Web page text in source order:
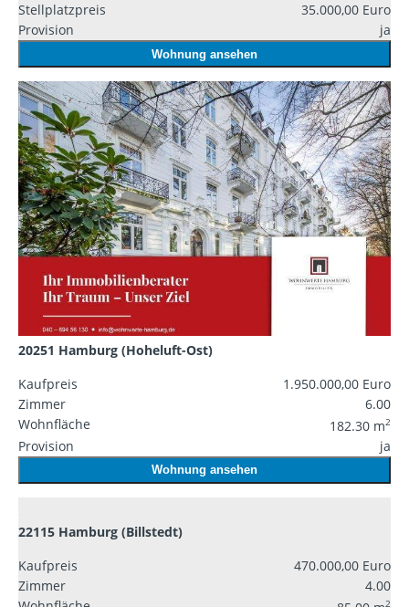
Stellplatzpreis
35.000,00 Euro
Provision
ja
Wohnung ansehen
20251 Hamburg (Hoheluft-Ost)
Kaufpreis
1.950.000,00 Euro
Zimmer
6.00
Wohnfläche
182.30 m2
Provision ja
Wohnung ansehen
22115 Hamburg (Billstedt)
Kaufpreis
470.000,00 Euro
Zimmer
4.00
2